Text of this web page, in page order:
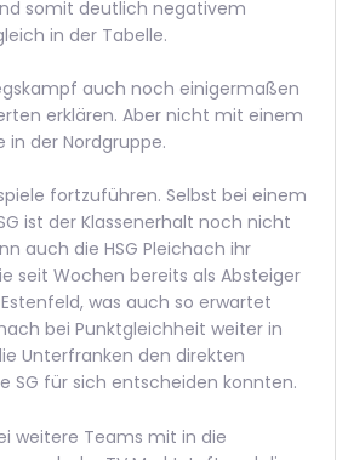
somit deutlich negativem
in der Tabelle.
auch noch einigermaßen
erklären. Aber nicht mit einem
in der Nordgruppe.
fortzuführen. Selbst bei einem
ist der Klassenerhalt noch nicht
auch die HSG Pleichach ihr
seit Wochen bereits als Absteiger
was auch so erwartet
bei Punktgleichheit weiter in
Unterfranken den direkten
SG für sich entscheiden konnten.
weitere Teams mit in die